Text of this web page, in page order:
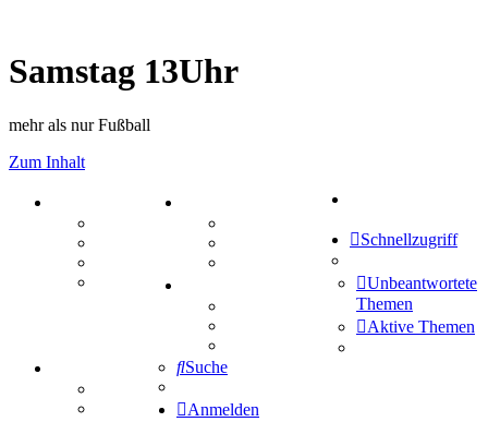
Samstag 13Uhr
mehr als nur Fußball
Zum Inhalt
Mastodon
Treffenübersicht
Zitatesammlung
Schiffe versenken
Tipprunde
Comunio
Schnellzugriff
Unbeantwortete
Themen
Aktive Themen
Suche
Anmelden